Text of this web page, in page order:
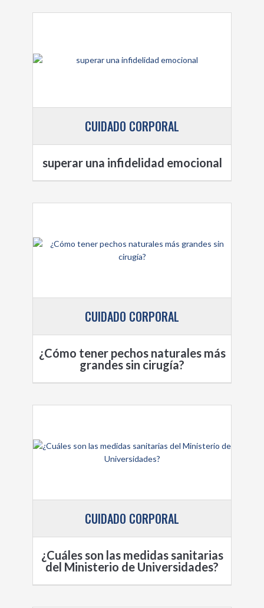
CUIDADO CORPORAL
superar una infidelidad emocional
CUIDADO CORPORAL
¿Cómo tener pechos naturales más
grandes sin cirugía?
CUIDADO CORPORAL
¿Cuáles son las medidas sanitarias
del Ministerio de Universidades?